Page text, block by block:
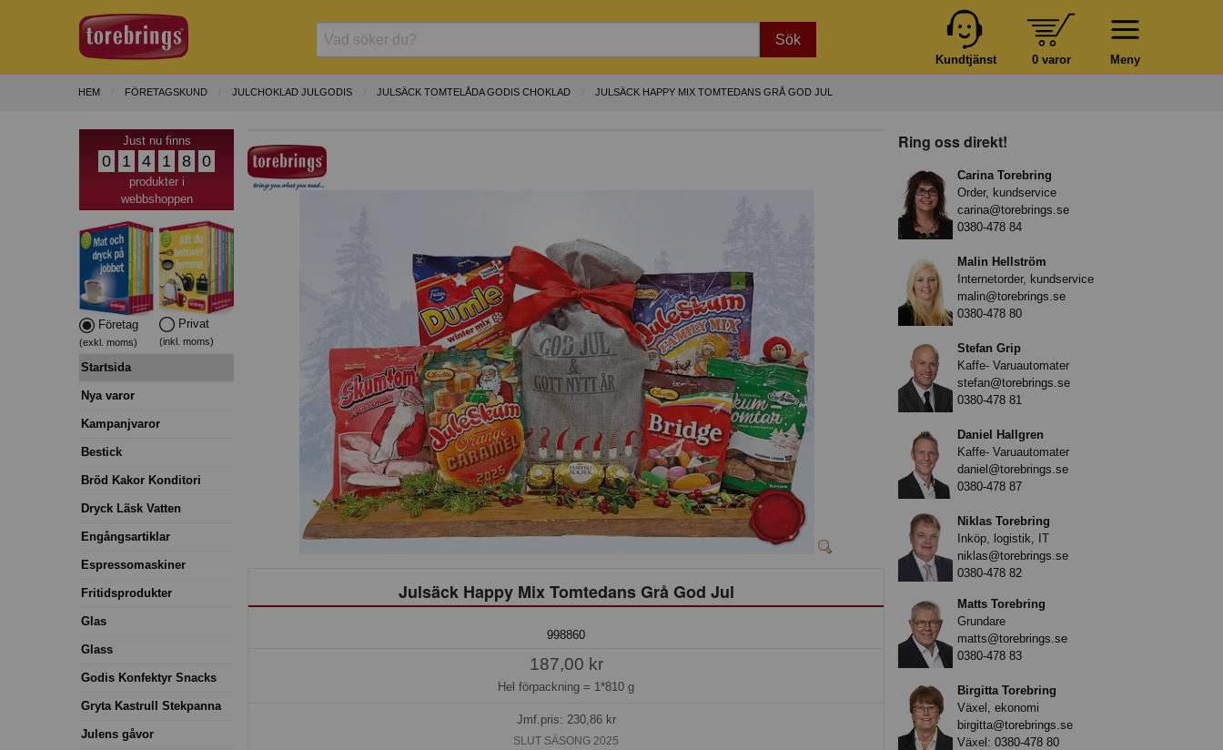
Sök
Meny
0 varor
Kundtjänst
HEM FÖRETAGSKUND JULCHOKLAD JULGODIS JULSÄCK TOMTELÅDA GODIS CHOKLAD JULSÄCK HAPPY MIX TOMTEDANS GRÅ GOD JUL
Just nu finns
0 1 4 1 8 0
produkter i
webbshoppen
Företag
(exkl. moms)
Privat
(inkl. moms)
Startsida
Nya varor
Kampanjvaror
Bestick
Bröd Kakor Konditori
Dryck Läsk Vatten
Engångsartiklar
Espressomaskiner
Fritidsprodukter
Glas
Glass
Godis Konfektyr Snacks
Gryta Kastrull Stekpanna
Julens gåvor
Julsäck Happy Mix Tomtedans Grå God Jul
998860
187,00 kr
Hel förpackning = 1*810 g
Jmf.pris: 230,86kr
SLUT SÄSONG 2025
Ring oss direkt!
Carina Torebring
Order, kundservice
carina@torebrings.se
0380-478 84
Malin Hellström
Internetorder, kundservice
malin@torebrings.se
0380-478 80
Stefan Grip
Kaffe- Varuautomater
stefan@torebrings.se
0380-478 81
Daniel Hallgren
Kaffe- Varuautomater
daniel@torebrings.se
0380-478 87
Niklas Torebring
Inköp, logistik, IT
niklas@torebrings.se
0380-478 82
Matts Torebring
Grundare
matts@torebrings.se
0380-478 83
Birgitta Torebring
Växel, ekonomi
birgitta@torebrings.se
Växel: 0380-478 80